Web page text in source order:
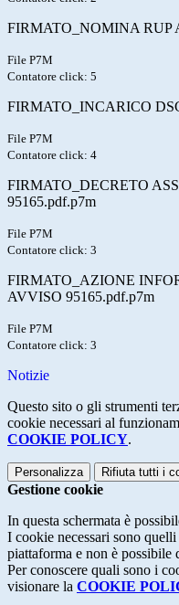
FIRMATO_NOMINA RUP
File P7M
Contatore click: 5
FIRMATO_INCARICO
File P7M
Contatore click: 4
FIRMATO_DECRETO
95165.pdf.p7m
File P7M
Contatore click: 3
FIRMATO_AZIONE
AVVISO 95165.pdf.p7m
File P7M
Contatore click: 3
Notizie
Questo sito o gli strumenti
cookie necessari al
COOKIE POLICY.
Personalizza Rifiuta tutti i
Gestione cookie
In questa schermata è
I cookie necessari sono
piattaforma e non è possibile
Per conoscere quali sono i
visionare la COOKIE